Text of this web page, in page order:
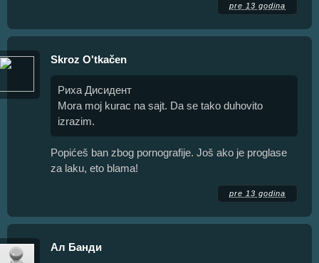
pre 13 godina
Skroz O'tkačen
Риха Дисидент
Mora moj kurac na sajt. Da se tako duhovito
izrazim.
Popićeš ban zbog pornografije. Još ako je proglase
za laku, eto blama!
pre 13 godina
Ал Банди